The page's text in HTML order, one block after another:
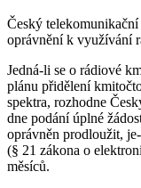
Český
oprávnění k využívání
Jedná-li se o rádiové
plánu přidělení
spektra, rozhodne
dne podání úplné
oprávněn prodloužit,
(§ 21 zákona o
měsíců.